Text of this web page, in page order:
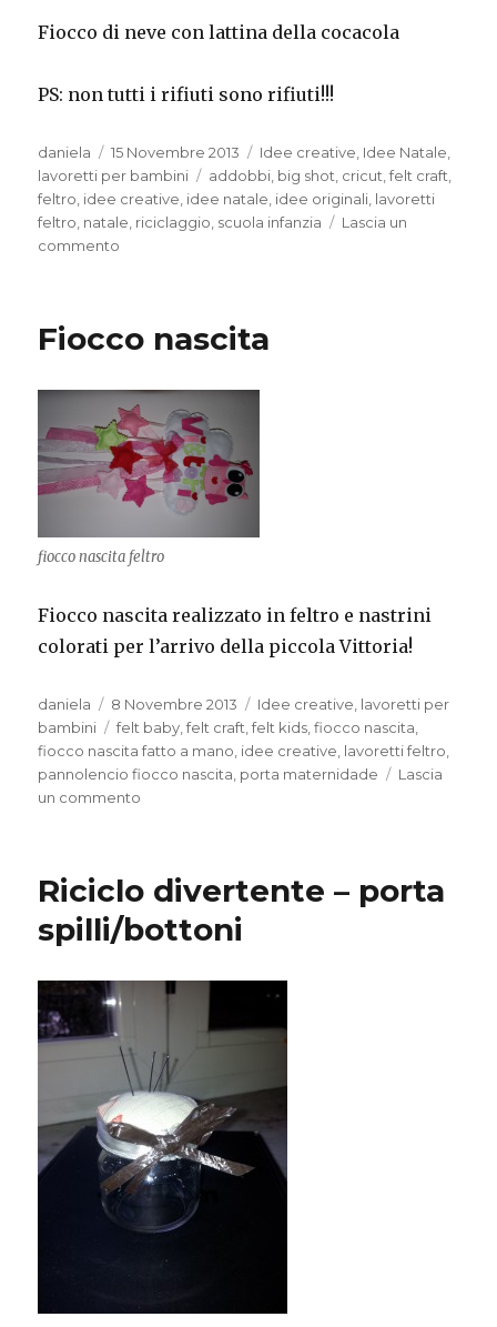
Fiocco di neve con lattina della cocacola
PS: non tutti i rifiuti sono rifiuti!!!
Autore
daniela
Pubblicato
il
15 Novembre 2013 Categorie
Idee creative Idee Natale
lavoretti per bambini
Tag
addobbi big shot cricut ,felt craft
feltro idee creative idee natale idee originali lavoretti
feltro natale riciclaggio scuola infanzia
Lascia un
commento
con
Fiocco nascita
fiocco nascita feltro
Fiocco nascita realizzato in feltro e nastrini
colorati per l’arrivo della piccola Vittoria!
Autore
daniela
Pubblicato
il
8 Novembre 2013 Categorie
Idee creative, lavoretti per
bambini
Tag
felt baby,felt craft,felt kids,fiocco nascita,
fiocco nascita fatto a mano, idee creative, lavoretti feltro,
pannolencio fiocco nascita, porta maternidade
Lascia
un commento
Riciclo divertente – porta
spilli/bottoni